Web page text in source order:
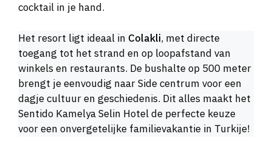
cocktail in je hand.
Het resort ligt ideaal in Colakli, met directe
toegang tot het strand en op loopafstand van
winkels en restaurants. De bushalte op 500 meter
brengt je eenvoudig naar Side centrum voor een
dagje cultuur en geschiedenis. Dit alles maakt het
Sentido Kamelya Selin Hotel de perfecte keuze
voor een onvergetelijke familievakantie in Turkije!